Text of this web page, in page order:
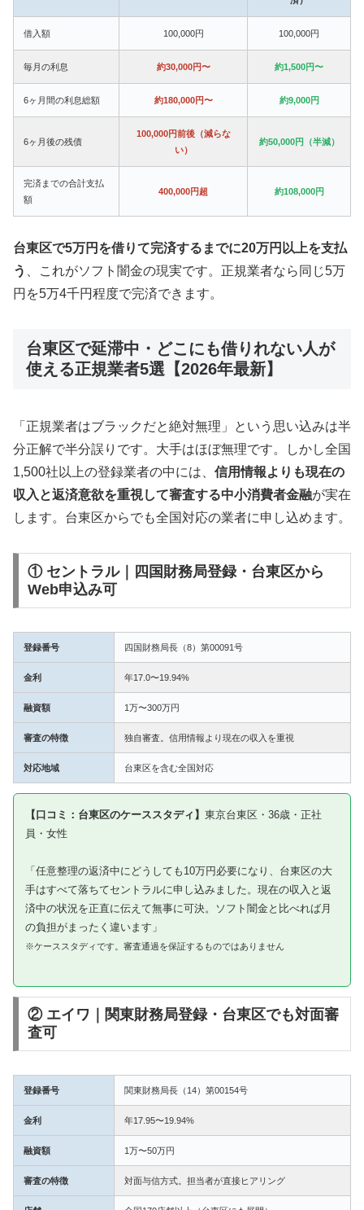
借入額 100,000円 100,000円
毎月の利息 約30,000円〜 約1,500円〜
6ヶ月間の利息総額 約180,000円〜 約9,000円
6ヶ月後の残債
100,000円前後（減らな
い）
約50,000円（半減）
完済までの合計支払
額
400,000円超 約108,000円
台東区で5万円を借りて完済するまでに20万円以上を支払
う
、これがソフト闇金の現実です。正規業者なら同じ5万
円を5万4千円程度で完済できます。
台東区で延滞中・どこにも借りれない人が
使える正規業者5選【2026年最新】
「正規業者はブラックだと絶対無理」という思い込みは半
分正解で半分誤りです。大手はほぼ無理です。しかし全国
1,500社以上の登録業者の中には、 信用情報よりも現在の
収入と返済意欲を重視して審査する中小消費者金融が実在
します。台東区からでも全国対応の業者に申し込めます。
① セントラル｜四国財務局登録・台東区から
Web申込み可
登録番号 四国財務局長（8）第00091号
金利 年17.0〜19.94%
融資額 1万〜300万円
審査の特徴 独自審査。信用情報より現在の収入を重視
対応地域 台東区を含む全国対応
【口コミ：台東区のケーススタディ】 東京台東区・36歳・正社
員・女性
「任意整理の返済中にどうしても10万円必要になり、台東区の大
手はすべて落ちてセントラルに申し込みました。現在の収入と返
済中の状況を正直に伝えて無事に可決。ソフト闇金と比べれば月
の負担がまったく違います」
※ケーススタディです。審査通過を保証するものではありません
② エイワ｜関東財務局登録・台東区でも対面審
査可
登録番号 関東財務局長（14）第00154号
金利 年17.95〜19.94%
融資額 1万〜50万円
審査の特徴 対面与信方式。担当者が直接ヒアリング